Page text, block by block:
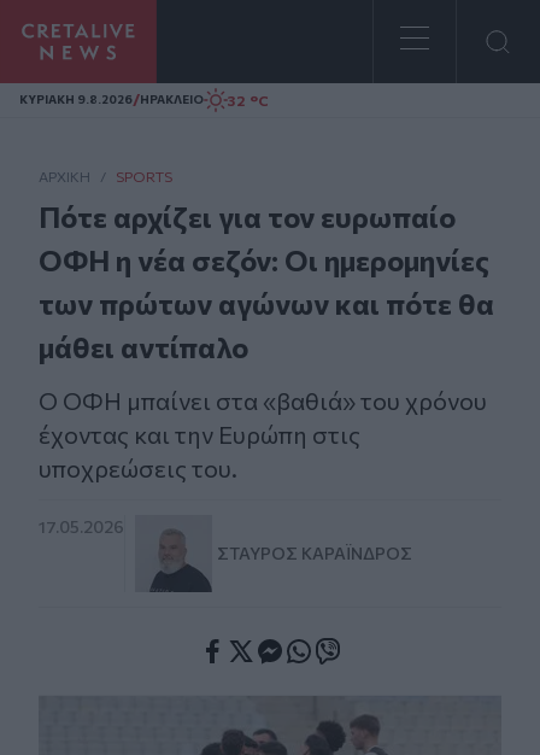
Homepage
ΚΥΡΙΑΚΗ 9.8.2026/ΗΡΑΚΛΕΙΟ 32 °C
ΑΡΧΙΚΗ / SPORTS
Πότε αρχίζει για τον ευρωπαίο
ΟΦΗ η νέα σεζόν: Οι ημερομηνίες
των πρώτων αγώνων και πότε θα
μάθει αντίπαλο
Ο ΟΦΗ μπαίνει στα «βαθιά» του χρόνου
έχοντας και την Ευρώπη στις
υποχρεώσεις του.
17.05.2026
ΣΤΑΎΡΟΣ ΚΑΡΑΪ́ΝΔΡΟΣ